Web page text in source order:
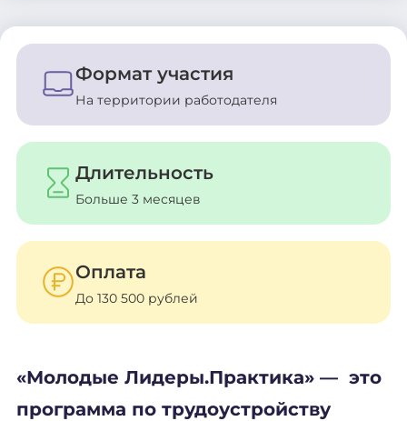
Формат участия
На территории работодателя
Длительность
Больше 3 месяцев
Оплата
До 130 500 рублей
«Молодые Лидеры.Практика» — это
программа по трудоустройству